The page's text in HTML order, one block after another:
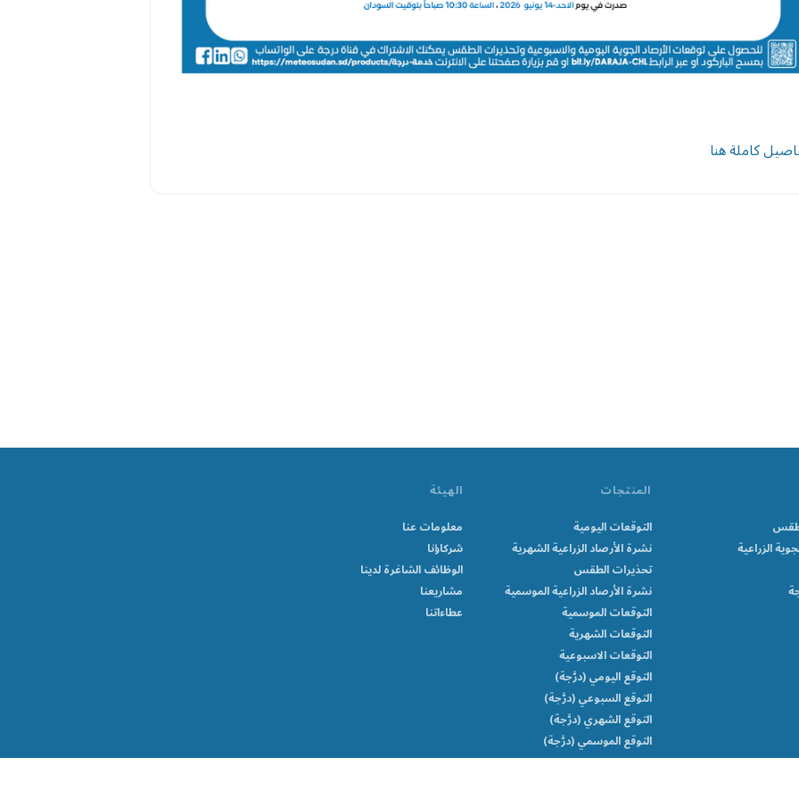
كاملة هنا
الزراعية
المنتجات
التوقعات اليومية
نشرة الأرصاد الزراعية الشهرية
تحذيرات الطقس
نشرة الأرصاد الزراعية الموسمية
التوقعات الموسمية
التوقعات الشهرية
التوقعات الاسبوعية
التوقع اليومي (درَّجة)
التوقع السبوعي (درَّجة)
التوقع الشهري (درَّجة)
التوقع الموسمي (درَّجة)
الهيئة
معلومات عنا
شركاؤنا
الوظائف الشاغرة لدينا
مشاريعنا
عطاءاتنا